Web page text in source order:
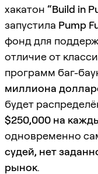
хакатон “Build in
запустила Pump
фонд для
отличие от
программ баг-
миллиона
будет
$250,000 на
одновременно
судей, нет
рынок.